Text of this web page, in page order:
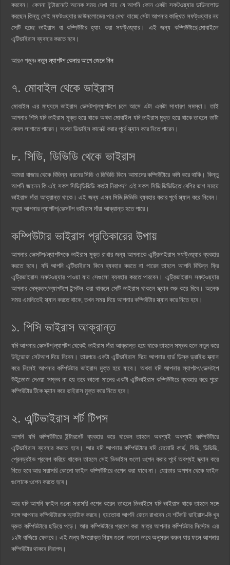
করবেন। কেননা ইন্টারনেটে অনেক সময় দেখা যায় যে আপনি কোন একটা সফটওয়্যার ডাউনলোড
করছেন কিন্তু সেই সফটওয়্যার ডাউনলোডের পরে দেখা যাচ্ছে সেটা আপনার কাঙ্খিত সফট্ওয়্যার নয়
সেটি হচ্ছে ভাইরাস বা কম্পিউটার হ্যাং করা সফট্ওয়্যার। এই জন্য কম্পিউটারে|মোবাইলে
এন্টিভাইরাস ব্যবহার করতে হবে।
আরও পড়ুনঃনতুন ল্যাপটপ কেনার আগে জেনে নিন
৭. মোবাইল থেকে ভাইরাস
মোবাইল এর মাধ্যমে ভাইরাস ডেক্সটপ|ল্যাপটপে চলে আসে এটা একটা সাধারণ সমস্যা। তাই
আপনার পিসি যদি ভাইরাস মুক্ত হয়ে থাকে অথবা মোবাইল যদি ভাইরাস মুক্ত হয়ে থাকে তাহলে ডাটা
কেবল লাগাতে পারেন। অথবা ডিভাইস কানেক্ট করার পূর্বে স্ক্যান করে নিতে পারেন।
৮. সিডি, ডিভিডি থেকে ভাইরাস
আমরা বাজার থেকে বিভিন্ন ধরনের সিডি ও ডিভিডি কিনে আমাদের কম্পিউটারে কপি করে থাকি। কিন্তু
আপনি জানেন কি এই সকল সিডি|ডিভিডি কতটা নিরাপদ? এই সকল সিডি|ডিভিডিতে বেশির ভাগ সময়ে
ভাইরাস দাঁরা আক্রান্ত থাকে। এই জন্য এসব সিডি|ডিভিডি ব্যবহার করার পূর্বে স্ক্যান করে নিবেন।
নতুবা আপনার ল্যাপটপ|ডেক্সটপ ভাইরাস দাঁরা আক্রান্ত হতে পারে।
কম্পিউটার ভাইরাস প্রতিকারের উপায়
আপনার ডেক্সটপ/ল্যাপটপকে ভাইরাস মুক্ত রাখার জন্য আপনাকে এন্ট্রিভাইরাস সফট্ওয়্যার ব্যবহার
করতে হবে। যদি আপনি এন্টিভাইরাস কিনে ব্যবহার করতে না পারেন তাহলে আপনি বিভিন্ন ফ্রি
এন্ট্রিভাইরাস সফটওয়্যার পাওয়া যায় সেগুলো ব্যবহার করতে পারবেন। এন্ট্রিভাইরাস সফট্ওয়্যার
আপনার দেস্কতপ/ল্যাপটপে ইন্সটল করা থাকলে সেটি ভাইরাস থাকলে স্ক্যান শুরু করে দিবে। অনেক
সময় এমনিতেই স্ক্যান করতে থাকে, তখন সময় দিয়ে আপনার কম্পিউটার স্ক্যান করে নিতে হবে।
১. পিসি ভাইরাস আক্রান্ত
যদি আপনার ডেক্সটপ|ল্যাপটপ থেকেই ভাইরাস দাঁরা আক্রান্ত হয়ে থাকে তাহলে সম্ভব হলে নতুন করে
উইন্ডোজ সেটআপ দিয়ে নিবেন। তারপরে একটা এন্টিভাইরাস দিয়ে আপনার হার্ড ডিস্ক ড্রাইভ স্ক্যান
করে নিলেই আপনার কম্পিউটার ভাইরাস মুক্ত হয়ে যাবে। অথবা যদি আপনার ল্যাপটপ/ডেক্সটপে
উইন্ডোজ দেওয়া সম্ভব না হয় তবে ভালো মানের একটা এন্টিভাইরাস কম্পিউটারে ব্যবহার করে পুরো
কম্পিউটার টিকে স্ক্যান করে ভাইরাস মুক্ত করে নিতে হবে।
২. এন্টিভাইরাস শর্ট টিপস
আপনি যদি কম্পিউটারে ইন্টারনেট ব্যবহার করে থাকেন তাহলে অবশ্যই অবশ্যই কম্পিউটারে
এন্টিভাইরাস ব্যবহার করতে হবে। আর যদি আপনার কম্পিউটারে যদি মেমোরি কার্ড, সিডি, ডিভিডি,
প্রেনড্রইভ প্রবেশ করিয়ে থাকেন তাহলে সেই ডিভাইস গুলো ওপেন করার পূর্বে অবশ্যই স্ক্যান করে
নিতে হবে আর সরাসরি কোনো ফাইল কম্পিউটারে ওপেন করা যাবে না। ফোল্ডার অপশন থেকে ফাইল
গুলোকে ওপেন করতে হবে।
আর যদি আপনি ফাইল গুলো সরাসরি ওপেন করেন তাহলে ডিভাইসে যদি ভাইরাস থাকে তাহলে সঙ্গে
সঙ্গে আপনার কম্পিউটারকে অ্যাটাক করবে। হয়তোবা আপনি জেনে রাখবেন যে শর্টকাট ভাইরাস-কি খুব
দ্রুত কম্পিউটারে ছড়িয়ে পড়ে। আর কম্পিউটারে প্রবেশ করা মাত্র আপনার কম্পিউটার সিস্টেম এর
১২টা বাজিয়ে ফেলবে। এই জন্য উপরোক্ত নিয়ম গুলো ভালো ভাবে অনুসরন করুন যার ফলে আপনার
কম্পিউটার থাকবে নিরাপদ।